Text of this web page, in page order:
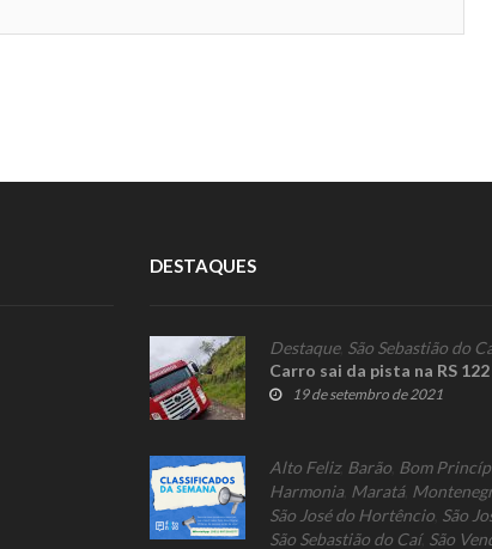
DESTAQUES
Destaque, São Sebastião do
Carro sai da pista na RS
19 de setembro de 2021
Alto Feliz, Barão Bom
Harmonia, Maratá,
São José do Hortêncio São
São Sebastião do Caí, São